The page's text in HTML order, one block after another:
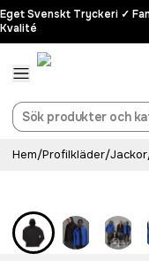
Eget Svenskt Tryckeri ✓
Kvalité
Hem/Profilkläder/Jackor